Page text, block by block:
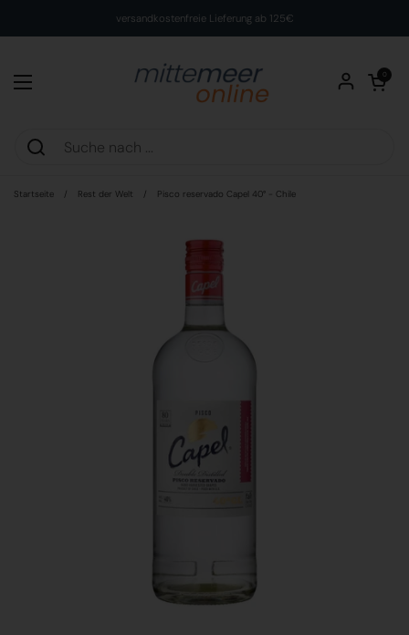
versandkostenfreie Lieferung ab 125€
Menü öffnen
Warenkorb
0
Startseite / Rest der Welt / Pisco reservado Capel 40° - Chile